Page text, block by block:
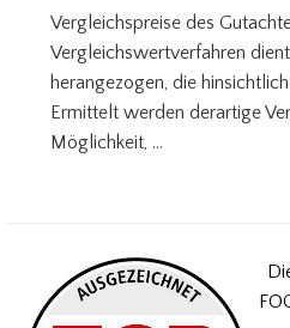
Vergleichspreise des
Vergleichswertverfahren
herangezogen, die
Ermittelt werden derartige
Möglichkeit, …